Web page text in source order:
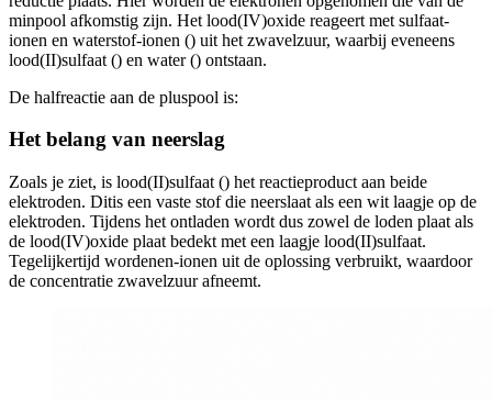
minpool afkomstig zijn. Het lood(IV)oxide reageert met sulfaat-
ionen en waterstof-ionen () uit het zwavelzuur, waarbij eveneens
lood(II)sulfaat () en water () ontstaan.
De halfreactie aan de pluspool is:
Het belang van neerslag
Zoals je ziet, is lood(II)sulfaat () het reactieproduct aan beide
elektroden. Ditis een vaste stof die neerslaat als een wit laagje op de
elektroden. Tijdens het ontladen wordt dus zowel de loden plaat als
de lood(IV)oxide plaat bedekt met een laagje lood(II)sulfaat.
Tegelijkertijd wordenen-ionen uit de oplossing verbruikt, waardoor
de concentratie zwavelzuur afneemt.